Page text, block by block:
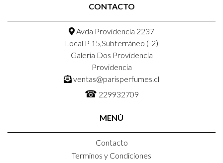
CONTACTO
Avda Providencia 2237
Local P 15,Subterráneo (-2)
Galeria Dos Providencia
Providencia
ventas@parisperfumes.cl
☎ 229932709
MENÚ
Contacto
Terminos y Condiciones